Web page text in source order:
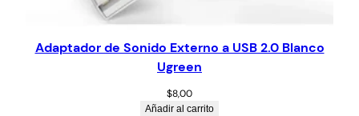
Adaptador de Sonido Externo a USB 2.0 Blanco
Ugreen
$8,00
Añadir al carrito